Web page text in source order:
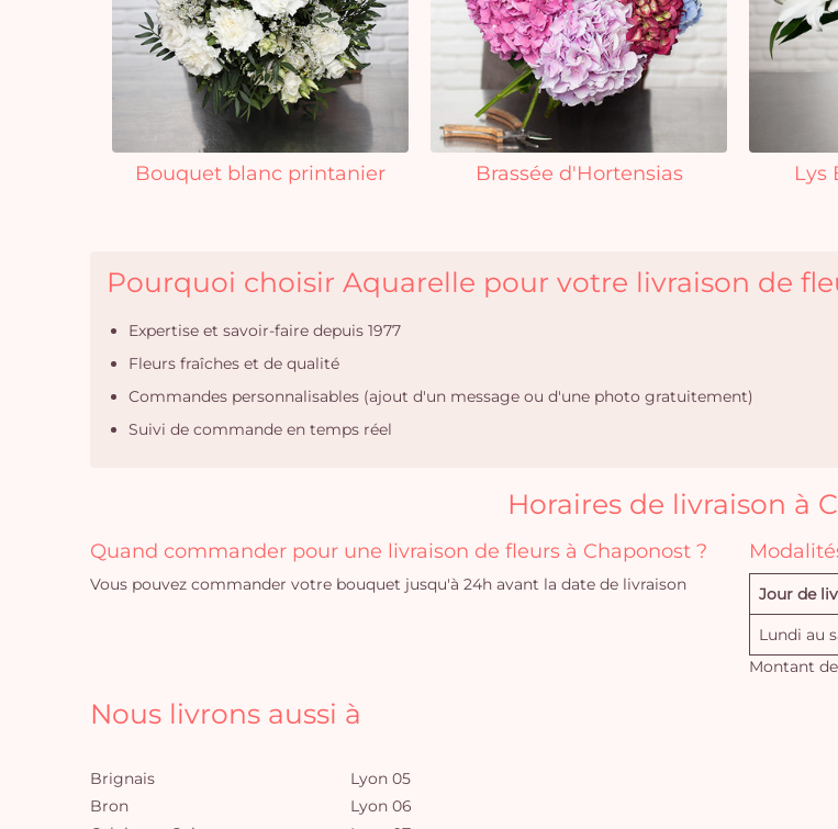
Bouquet blanc printanier Brassée d'Hortensias Lys
Pourquoi choisir Aquarelle pour votre livraison de
Expertise et savoir-faire depuis 1977
Fleurs fraîches et de qualité
Commandes personnalisables (ajout d'un message ou d'une photo gratuitement)
Suivi de commande en temps réel
Horaires de livraison à
Quand commander pour une livraison de fleurs à Chaponost ?
Vous pouvez commander votre bouquet jusqu'à 24h avant la date de livraison Jour de
Lundi au
Montant
Nous livrons aussi à
Brignais
Bron
Lyon 05
Lyon 06